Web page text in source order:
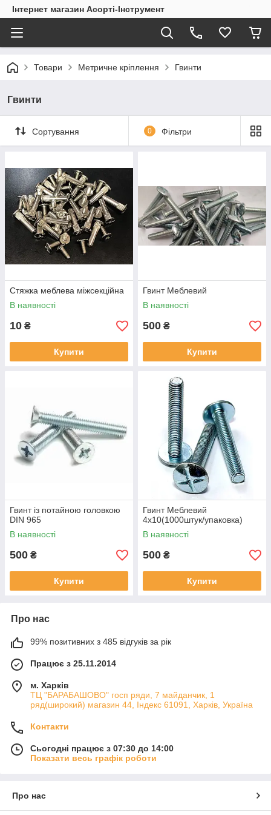
Інтернет магазин Асорті-Інструмент
Товари Метричне кріплення Гвинти
Гвинти
Сортування 0 Фільтри
Стяжка меблева міжсекційна
В наявності
10 ₴
Купити
Гвинт Меблевий
В наявності
500 ₴
Купити
Гвинт із потайною головкою
DIN 965
В наявності
500 ₴
Купити
Гвинт Меблевий
4x10(1000штук/упаковка)
В наявності
500 ₴
Купити
Про нас
99% позитивних з 485 відгуків за рік
Працює з 25.11.2014
м. Харків
ТЦ "БАРАБАШОВО" госп ряди, 7 майданчик, 1
ряд(широкий) магазин 44, Індекс 61091, Харків, Україна
Контакти
Сьогодні працює з 07:30 до 14:00
Показати весь графік роботи
Про нас